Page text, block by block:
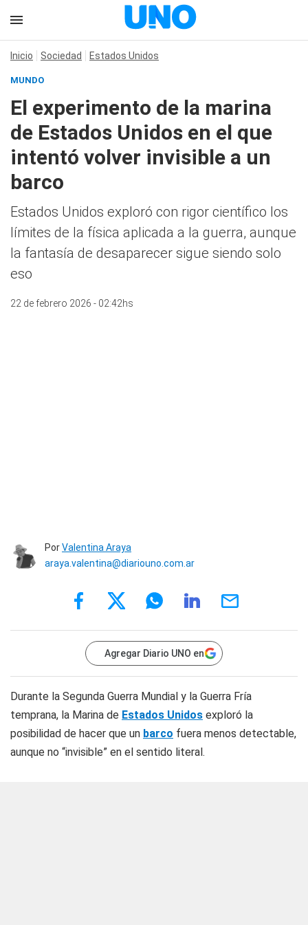
Inicio Sociedad Estados Unidos
MUNDO
El experimento de la marina
de Estados Unidos en el que
intentó volver invisible a un
barco
Estados Unidos exploró con rigor científico los
límites de la física aplicada a la guerra, aunque
la fantasía de desaparecer sigue siendo solo
eso
22 de febrero 2026 - 02:42hs
PorValentina Araya
araya.valentina@diariouno.com.ar
Agregar Diario UNO en
Durante la Segunda Guerra Mundial y la Guerra Fría
temprana, la Marina de Estados Unidos exploró la
posibilidad de hacer que un barco fuera menos detectable,
aunque no “invisible” en el sentido literal.